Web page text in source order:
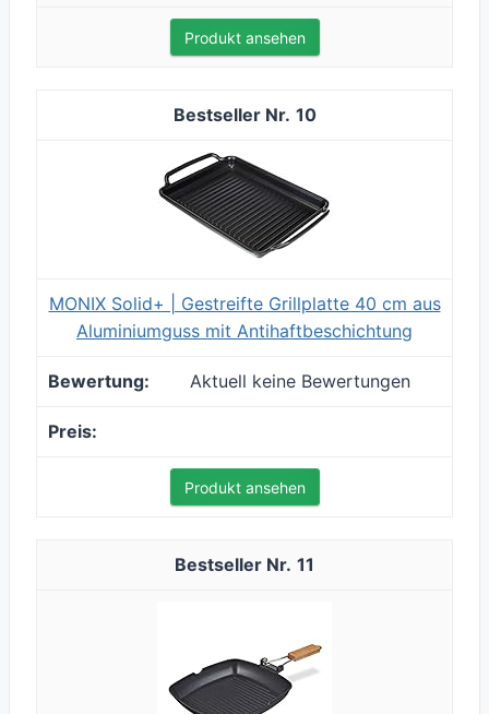
Produkt ansehen
10
MONIX Solid+ | Gestreifte Grillplatte 40 cm aus
Aluminiumguss mit Antihaftbeschichtung
Aktuell keine Bewertungen
Produkt ansehen
11